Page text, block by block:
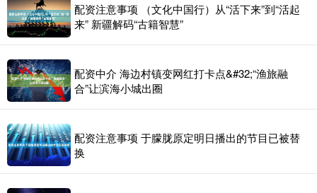
配资注意事项 （文化中国行）从“活下来”到“活起
来” 新疆解码“古籍智慧”
配资中介 海边村镇变网红打卡点&#32;“渔旅融
合”让滨海小城出圈
配资注意事项 于朦胧原定明日播出的节目已被替
换